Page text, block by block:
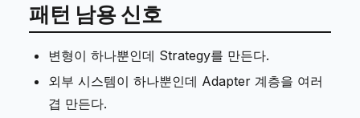
패턴 남용 신호
변형이 하나뿐인데 Strategy를 만든다.
외부 시스템이 하나뿐인데 Adapter 계층을 여러
겹 만든다.